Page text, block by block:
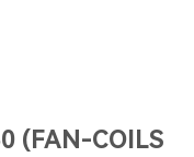
(FAN-COILS